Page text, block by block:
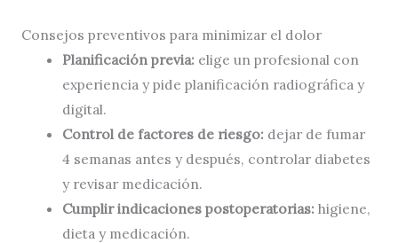
Consejos preventivos para minimizar el dolor
Planificación previa: elige un profesional con
experiencia y pide planificación radiográfica y
digital.
Control de factores de riesgo: dejar de fumar
4 semanas antes y después, controlar diabetes
y revisar medicación.
Cumplir indicaciones postoperatorias: higiene,
dieta y medicación.